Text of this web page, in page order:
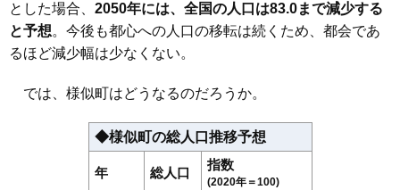
とした場合、 2050年には、全国の人口は83.0まで減少する
と予想。今後も都心への人口の移転は続くため、都会であ
るほど減少幅は少なくない。
では、様似町はどうなるのだろうか。
◆様似町の総人口推移予想
年 総人口
指数
(2020年＝100)